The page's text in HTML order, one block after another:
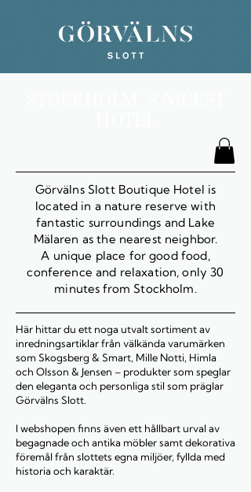
Görvälns Slott Boutique Hotel is
located in a nature reserve with
fantastic surroundings and Lake
Mälaren as the nearest neighbor.
A unique place for good food,
conference and relaxation, only 30
minutes from Stockholm.
Här hittar du ett noga utvalt sortiment av
inredningsartiklar från välkända varumärken
som Skogsberg & Smart, Mille Notti, Himla
och Olsson & Jensen – produkter som speglar
den eleganta och personliga stil som präglar
Görvälns Slott.
I webshopen finns även ett hållbart urval av
begagnade och antika möbler samt dekorativa
föremål från slottets egna miljöer, fyllda med
historia och karaktär.